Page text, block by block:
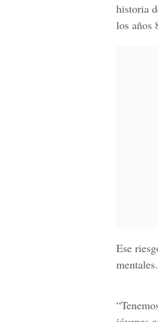
historia
los años
Ese
mentales.